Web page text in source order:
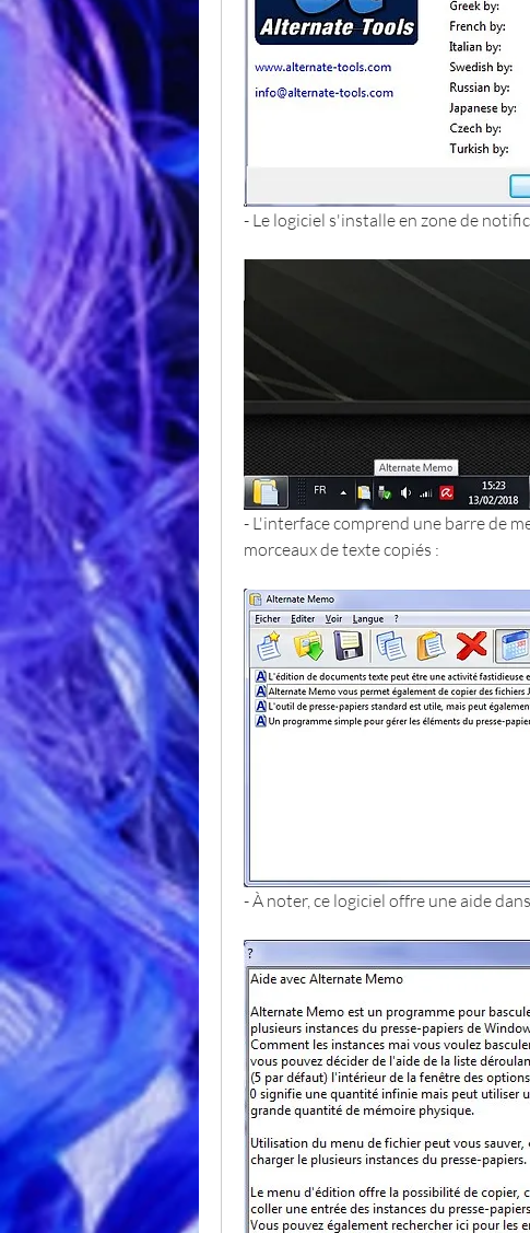
- Le logiciel s'installe en zone de
- L'interface comprend une barre de
morceaux de texte copiés :
- À noter, ce logiciel offre une aide